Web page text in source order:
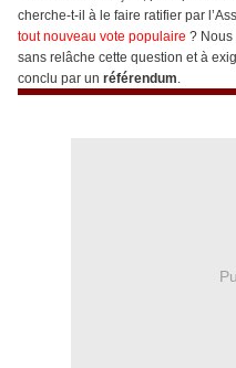
cherche-t-il à le faire ratifier par
tout nouveau vote populaire ? Nous
sans relâche cette question et à
conclu par un référendum.